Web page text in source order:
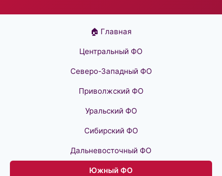
🏠 Главная
Центральный ФО
Северо-Западный ФО
Приволжский ФО
Уральский ФО
Сибирский ФО
Дальневосточный ФО
Южный ФО